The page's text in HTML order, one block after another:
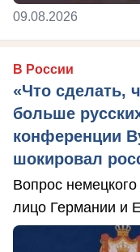
09.08.2026
В России
«Что сделать,
больше
конференции
шокировал
Вопрос
лицо Германии и